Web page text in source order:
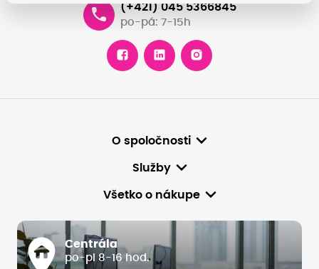
(+421) 045 5366845
po-pá: 7-15h
O spoločnosti
Služby
Všetko o nákupe
Centrála
po-pi 8-16 hod.